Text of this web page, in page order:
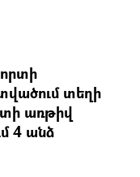
տեղի
առթիվ
4 անձ